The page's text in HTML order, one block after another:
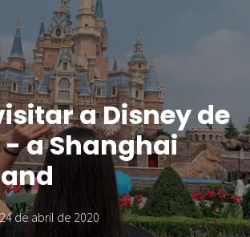
a Disney de
a Shanghai
24 de abril de 2020